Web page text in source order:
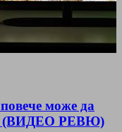
може да
(ВИДЕО РЕВЮ)